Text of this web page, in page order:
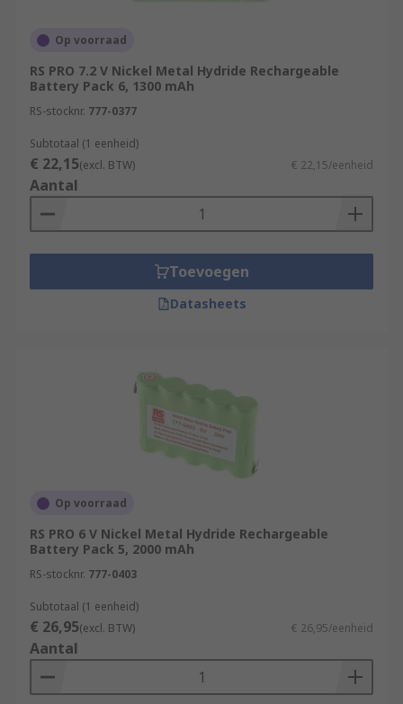
wire leading out of them that is typically
in one go to certain devices that require
more power.
Tag – Also similar to wire lead alternatives,
the tag will feature at the end of the packet
type and can also be used to recharge and
charge devices.
Features and benefits:
Capacities ranging from 600 to 2000 mAh
Ranging number of cells
Flat contact terminal types available
Operating temperatures ranging for -10 to
Where might I use one?
Remote controls
Op voorraad
RS PRO 7.2 V Nickel Metal Hydride Rechargeable
Battery Pack 6, 1300 mAh
RS-stocknr. 777-0377
Subtotaal (1 eenheid)
€ 22,15(excl. BTW) € 22,15/eenheid
Aantal
Toevoegen
Datasheets
Op voorraad
RS PRO 6 V Nickel Metal Hydride Rechargeable
Battery Pack 5, 2000 mAh
RS-stocknr. 777-0403
Subtotaal (1 eenheid)
€ 26,95(excl. BTW) € 26,95/eenheid
Aantal